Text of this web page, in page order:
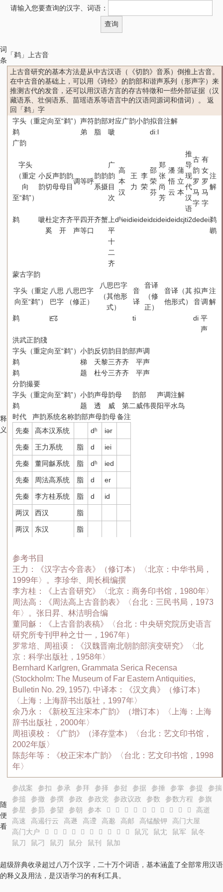
请输入您要查询的汉字、词语：
词
条
「鹈」上古音
释
义
上古音研究的基本方法是从中古汉语（《切韵》音系）倒推上古音。
在中古音的基础上，可以用《诗经》的韵部和谐声系列（形声字）来
推测古代的发音，还可以用汉语方言的存古特徵和一些外部证据（汉
藏语系、壮侗语系、苗瑶语系等语言中的汉语同源词和借词）。 返
回「鹈」字
字头（重定向至“鹈”） 声符韵部对应广韵小韵拟音注解
鹈
弟 脂 嗁
diːl
广韵
字头
（重定
向
至“鹈”）
小
韵
反
切
声
母
韵
母
韵
目
调等呼
韵
系
韵
摄
广
韵
目
次
高
本
汉
王
力
李
荣
邵
荣
芬
郑
张
尚
芳
潘
悟
云
蒲
立
本
推
导
现
代
汉
语
古
韵
罗
马
字
有
女
罗
马
字
注
解
鹈 嗁杜
奚
定齐
开
齐平
声
四
等
开
口
齐蟹 上
平
十
二
齐
dʱieidieideidɛideideidɛjti2dedei鹈
鹕
蒙古字韵
字头（重定
向至“鹈”）
八思
巴字
八思巴字
（修正）
八思巴字
（其他形
式）
音
译
音译
（修
正）
音译（其
他形式）
拟
音
声
调
注
解
鹈 ꡈꡞ ti di 平
声
洪武正韵牋
字头（重定向至“鹈”） 小韵反切韵目韵部声调
鹈
梯 天黎三齐齐
平声
鹈
题 杜兮三齐齐
平声
分韵撮要
字头（重定向至“鹈”） 小韵声母韵母 韵部 声调注解
鹈
题 透 威 第二威伟畏阳平水鸟
时代
声韵系统名称韵部声母韵母备注
先秦
高本汉系统 dʰ iər
先秦 王力系统 脂 d iei
先秦 董同龢系统 脂 dʰ ied
先秦 周法高系统 脂 d er
先秦 李方桂系统 脂 d id
两汉 西汉 脂
两汉 东汉 脂
参考书目
王力：《汉字古今音表》（修订本）〈北京：中华书局，
1999年〉。李珍华、周长楫编撰
李方桂：《上古音研究》〈北京：商务印书馆，1980年〉
周法高：《周法高上古音韵表》〈台北：三民书局，1973
年〉。张日昇、林洁明合编
董同龢：《上古音韵表稿》〈台北：中央研究院历史语言
研究所专刊甲种之廿一，1967年）
罗常培、周祖谟：《汉魏晋南北朝韵部演变研究》〈北
京：科学出版社，1958年〉
Bernhard Karlgren, Grammata Serica Recensa
(Stockholm: The Museum of Far Eastern Antiquities,
Bulletin No. 29, 1957). 中译本：《汉文典》（修订本）
〈上海：上海辞书出版社，1997年〉
余乃永：《新校互注宋本广韵》（增订本）〈上海：上海
辞书出版社，2000年〉
周祖谟校：《广韵》（泽存堂本）〈台北：艺文印书馆，
2002年版〉
陈彭年等：《校正宋本广韵》〈台北：艺文印书馆，1998
年〉
随
便
看
参战案 参扣 参承 参拜 参择 参挝 参据 参捶 参掌 参提
参揣
参搥
参撤 参撰 参政 参政党 参政议政 参数 参数方程
参旗
参星
参昴 参望 参朝 参本 𩉻 𩉼 𩉾 𩉿 𩊂 𩊃 𩊄 𩊅 𩊆 𩊇
高逝
高速
高遏行云 高遯 高遰 高邈 高邮 高锰酸钾
高门大屋
高门大户
𫥟 𫥠 𫥡 𫥢 𫥣 𫥤 𫥥 𫥦 𫥧 𫥨 鼠冗 鼠冘 鼠军
鼠冬
鼠刀
鼠刁 鼠刃 鼠分 鼠刊 鼠加
超级辞典收录超过八万个汉字，二十万个词语，基本涵盖了全部常用汉语
的释义及用法，是汉语学习的有利工具。